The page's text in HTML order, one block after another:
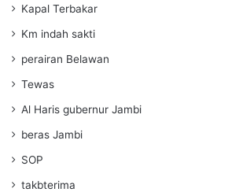
Kapal Terbakar
Km indah sakti
perairan Belawan
Tewas
Al Haris gubernur Jambi
beras Jambi
SOP
takbterima